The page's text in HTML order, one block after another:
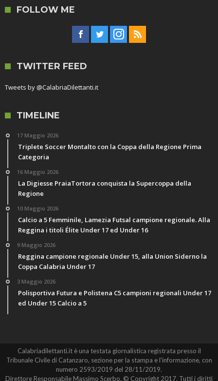
FOLLOW ME
TWITTER FEED
Tweets by @CalabriaDilettanti.it
TIMELINE
17 Maggio 2026
Triplete Soccer Montalto con la Coppa della Regione Prima
Categoria
16 Maggio 2026
La Digiesse PraiaTortora conquista la Supercoppa della
Regione
10 Maggio 2026
Calcio a 5 Femminile, Lamezia Futsal campione regionale. Alla
Reggina i titoli Élite Under 17 ed Under 16
9 Maggio 2026
Reggina campione regionale Under 15, alla Union Siderno la
Coppa Calabria Under 17
3 Maggio 2026
Polisportiva Futura e Polistena C5 campioni regionali Under 17
ed Under 15 Calcio a 5
Calabriadilettanti.it è una testata giornalistica registrata presso il
Tribunale Civile di Catanzaro, sezione per la stampa e l'informazione, con
numero 2593/2019 del 28/11/2019.
Direttore Responsabile Massimo Scerbo. © Copyright 2017. Tutti i diritti